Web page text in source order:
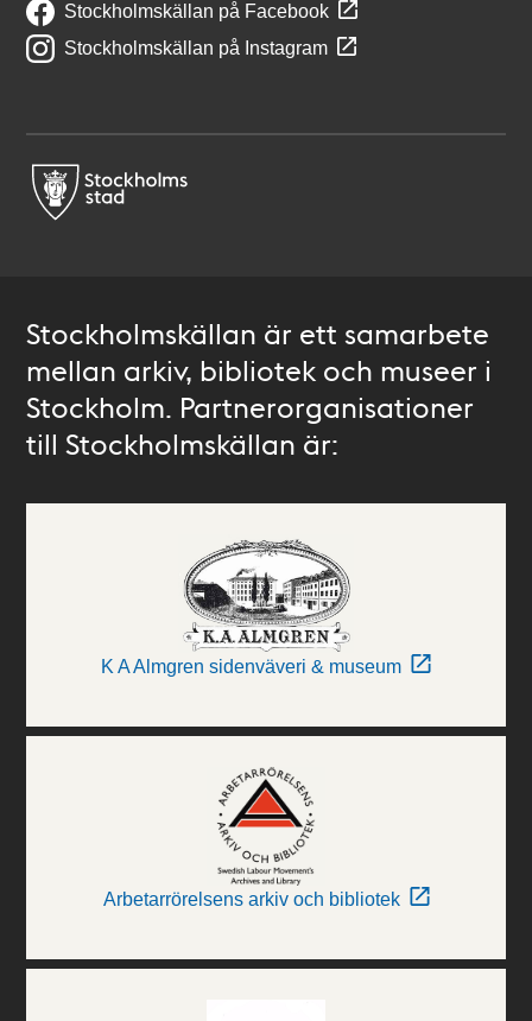
Stockholmskällan på Facebook
Stockholmskällan på Instagram
Stockholmskällan är ett samarbete
mellan arkiv, bibliotek och museer i
Stockholm. Partnerorganisationer
till Stockholmskällan är:
K A Almgren sidenväveri & museum
Arbetarrörelsens arkiv och bibliotek